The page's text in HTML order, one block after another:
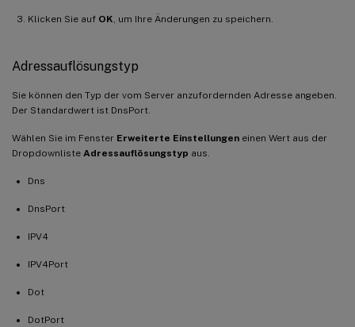
Klicken Sie auf OK, um Ihre Änderungen zu speichern.
Adressauflösungstyp
Sie können den Typ der vom Server anzufordernden Adresse angeben.
Der Standardwert ist DnsPort.
Wählen Sie im Fenster Erweiterte Einstellungen einen Wert aus der
Dropdownliste Adressauflösungstyp aus.
Dns
DnsPort
IPV4
IPV4Port
Dot
DotPort